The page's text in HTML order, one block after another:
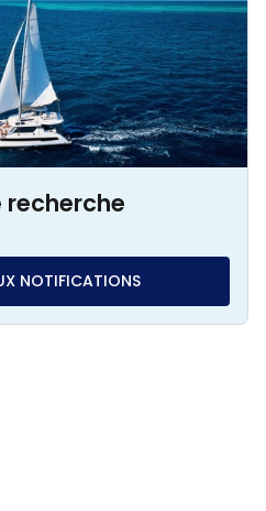
recherche
NOTIFICATIONS